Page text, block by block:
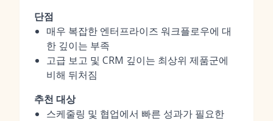
단점
매우 복잡한 엔터프라이즈 워크플로우에 대
한 깊이는 부족
고급 보고 및 CRM 깊이는 최상위 제품군에
비해 뒤처짐
추천 대상
스케줄링 및 협업에서 빠른 성과가 필요한